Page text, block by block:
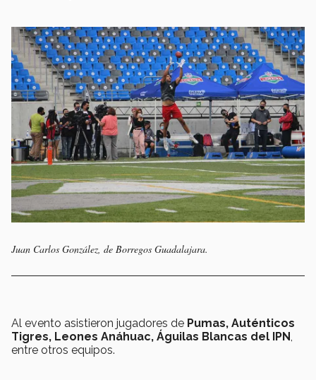
Juan Carlos González, de Borregos Guadalajara.
Al evento asistieron jugadores de Pumas, Auténticos
Tigres, Leones Anáhuac, Águilas Blancas del IPN,
entre otros equipos.